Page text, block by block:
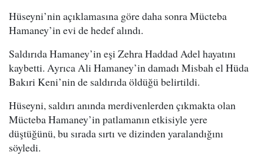
Hüseyni’nin açıklamasına göre daha sonra Mücteba
Hamaney’in evi de hedef alındı.
Saldırıda Hamaney’in eşi Zehra Haddad Adel hayatını
kaybetti. Ayrıca Ali Hamaney’in damadı Misbah el Hüda
Bakıri Keni’nin de saldırıda öldüğü belirtildi.
Hüseyni, saldırı anında merdivenlerden çıkmakta olan
Mücteba Hamaney’in patlamanın etkisiyle yere
düştüğünü, bu sırada sırtı ve dizinden yaralandığını
söyledi.